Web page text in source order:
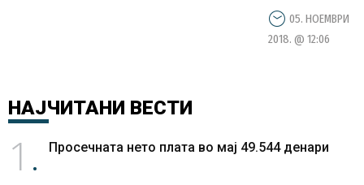
05. НОЕМВРИ
2018. @ 12:06
НАЈЧИТАНИ ВЕСТИ
1 Просечната нето плата во мај 49.544 денари